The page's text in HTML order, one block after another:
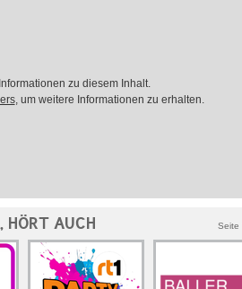
zu diesem Inhalt.
, um weitere Informationen zu erhalten.
HÖRT AUCH Seite